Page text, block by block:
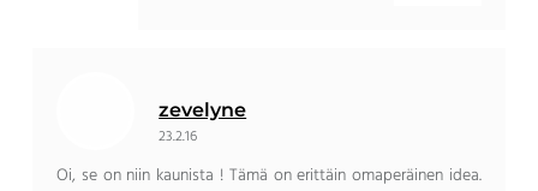
zevelyne
23.2.16
Oi, se on niin kaunista ! Tämä on erittäin omaperäinen idea.